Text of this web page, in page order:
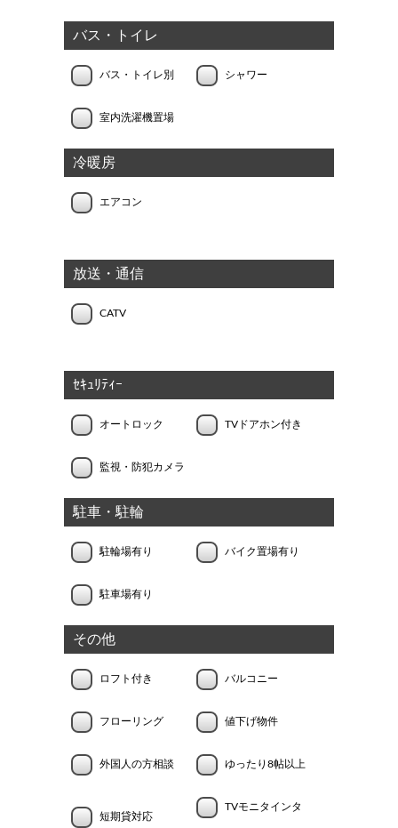
バス・トイレ
バス・トイレ別 シャワー
室内洗濯機置場
冷暖房
エアコン
放送・通信
CATV
ｾｷｭﾘﾃｨｰ
オートロック TVドアホン付き
監視・防犯カメラ
駐車・駐輪
駐輪場有り バイク置場有り
駐車場有り
その他
ロフト付き バルコニー
フローリング 値下げ物件
外国人の方相談 ゆったり8帖以上
短期貸対応
TVモニタインタ